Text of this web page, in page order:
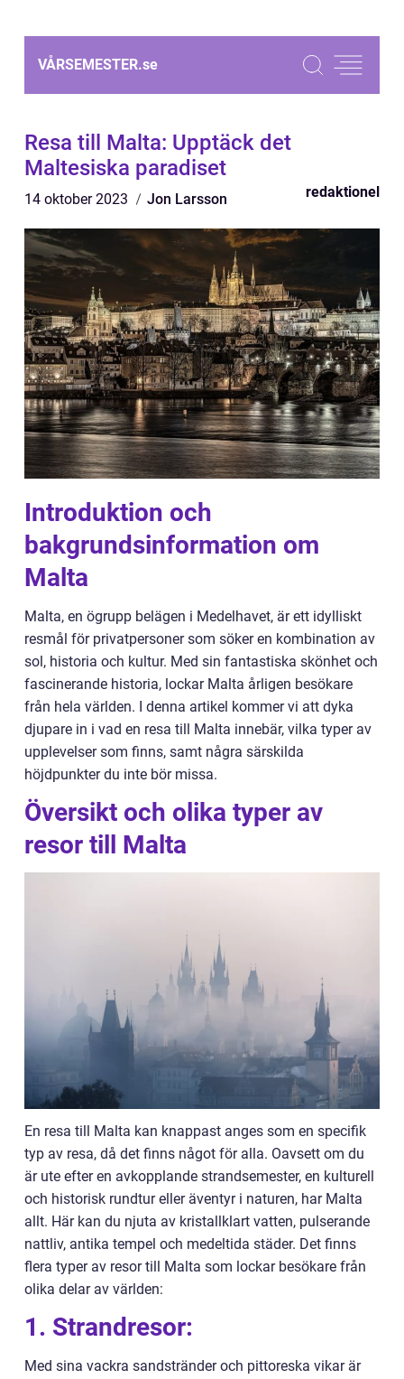
VÅRSEMESTER.se
Resa till Malta: Upptäck det
Maltesiska paradiset
14 oktober 2023 Jon Larsson redaktionel
Introduktion och
bakgrundsinformation om
Malta
Malta, en ögrupp belägen i Medelhavet, är ett idylliskt
resmål för privatpersoner som söker en kombination av
sol, historia och kultur. Med sin fantastiska skönhet och
fascinerande historia, lockar Malta årligen besökare
från hela världen. I denna artikel kommer vi att dyka
djupare in i vad en resa till Malta innebär, vilka typer av
upplevelser som finns, samt några särskilda
höjdpunkter du inte bör missa.
Översikt och olika typer av
resor till Malta
En resa till Malta kan knappast anges som en specifik
typ av resa, då det finns något för alla. Oavsett om du
är ute efter en avkopplande strandsemester, en kulturell
och historisk rundtur eller äventyr i naturen, har Malta
allt. Här kan du njuta av kristallklart vatten, pulserande
nattliv, antika tempel och medeltida städer. Det finns
flera typer av resor till Malta som lockar besökare från
olika delar av världen:
1. Strandresor:
Med sina vackra sandstränder och pittoreska vikar är